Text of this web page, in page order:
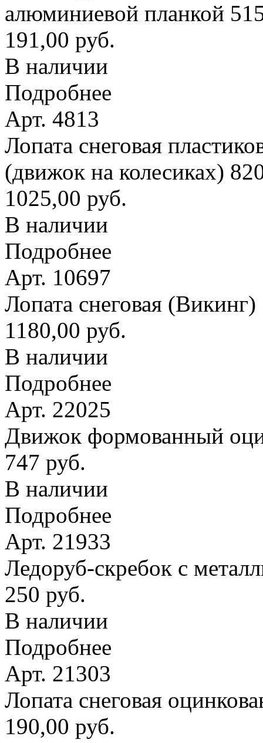
алюминиевой планкой
191,00 руб.
В наличии
Подробнее
Арт. 4813
Лопата снеговая
(движок на колесиках)
1025,00 руб.
В наличии
Подробнее
Арт. 10697
Лопата снеговая
1180,00 руб.
В наличии
Подробнее
Арт. 22025
Движок формованный
747 руб.
В наличии
Подробнее
Арт. 21933
Ледоруб-скребок с
250 руб.
В наличии
Подробнее
Арт. 21303
Лопата снеговая
190,00 руб.